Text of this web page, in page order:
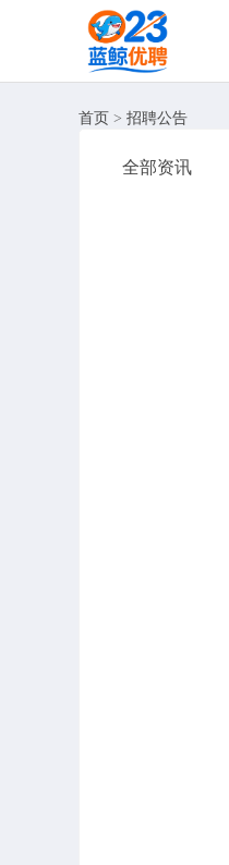
首页 > 招聘公告
全部资讯